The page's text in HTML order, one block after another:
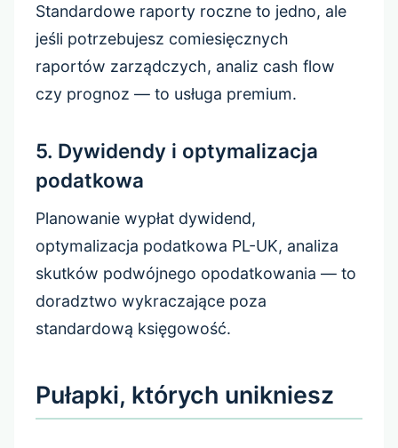
Standardowe raporty roczne to jedno, ale
jeśli potrzebujesz comiesięcznych
raportów zarządczych, analiz cash flow
czy prognoz — to usługa premium.
5. Dywidendy i optymalizacja
podatkowa
Planowanie wypłat dywidend,
optymalizacja podatkowa PL-UK, analiza
skutków podwójnego opodatkowania — to
doradztwo wykraczające poza
standardową księgowość.
Pułapki, których unikniesz